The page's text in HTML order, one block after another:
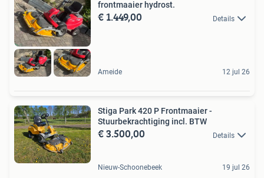
frontmaaier hydrost.
€ 1.449,00 Details
Ameide 12 jul 26
Stiga Park 420 P Frontmaaier -
Stuurbekrachtiging incl. BTW
€ 3.500,00 Details
Nieuw-Schoonebeek 19 jul 26